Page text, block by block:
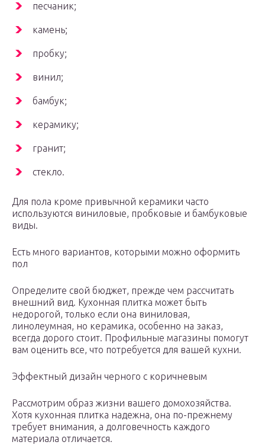
песчаник;
камень;
пробку;
винил;
бамбук;
керамику;
гранит;
стекло.
Для пола кроме привычной керамики часто
используются виниловые, пробковые и бамбуковые
виды.
Есть много вариантов, которыми можно оформить
пол
Определите свой бюджет, прежде чем рассчитать
внешний вид. Кухонная плитка может быть
недорогой, только если она виниловая,
линолеумная, но керамика, особенно на заказ,
всегда дорого стоит. Профильные магазины помогут
вам оценить все, что потребуется для вашей кухни.
Эффектный дизайн черного с коричневым
Рассмотрим образ жизни вашего домохозяйства.
Хотя кухонная плитка надежна, она по-прежнему
требует внимания, а долговечность каждого
материала отличается.